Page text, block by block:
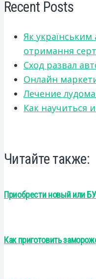
Recent Posts
Як українським
отримання
Сход развал
Онлайн
Лечение
Как научиться
Читайте также:
Приобрести новый или
Как приготовить